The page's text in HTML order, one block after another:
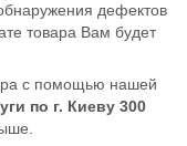
дефектов
товара Вам будет
с помощью нашей
по г. Киеву 300